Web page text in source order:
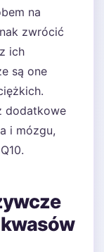
na
zwrócić
ich
są one
dodatkowe
i mózgu,